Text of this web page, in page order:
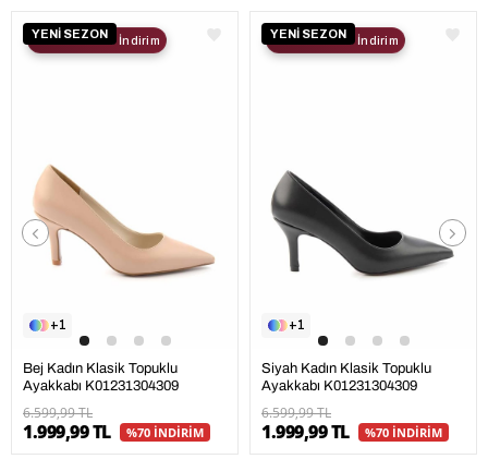
YENİ SEZON
1
Bej Kadın Klasik Topuklu
Ayakkabı K01231304309
6.599,99 TL
1.999,99 TL %70 İNDİRİM
2. Ürüne %30 İndirim YENİ SEZON
1
Siyah Kadın Klasik Topuklu
Ayakkabı K01231304309
6.599,99 TL
1.999,99 TL %70 İNDİRİM
2. Ürüne %30 İndirim